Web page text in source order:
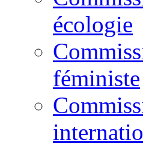
écologie
féministe